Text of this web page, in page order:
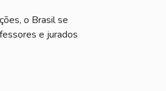
o Brasil se
e jurados